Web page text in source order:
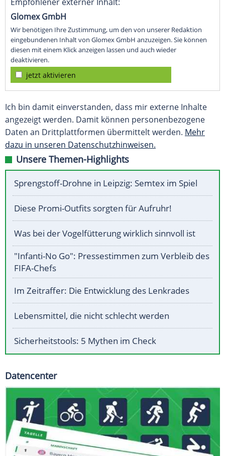
Glomex GmbH
Wir benötigen Ihre Zustimmung, um den von unserer Redaktion
eingebundenen Inhalt von Glomex GmbH anzuzeigen. Sie können
diesen mit einem Klick anzeigen lassen und auch wieder
deaktivieren.
jetzt aktivieren
Ich bin damit einverstanden, dass mir externe Inhalte
angezeigt werden. Damit können personenbezogene
Daten an Drittplattformen übermittelt werden. Mehr
dazu in unseren Datenschutzhinweisen.
Unsere Themen-Highlights
Sprengstoff-Drohne in Leipzig: Semtex im Spiel
Diese Promi-Outfits sorgten für Aufruhr!
Was bei der Vogelfütterung wirklich sinnvoll ist
"Infanti-No Go": Pressestimmen zum Verbleib des
FIFA-Chefs
Im Zeitraffer: Die Entwicklung des Lenkrades
Lebensmittel, die nicht schlecht werden
Sicherheitstools: 5 Mythen im Check
Datencenter